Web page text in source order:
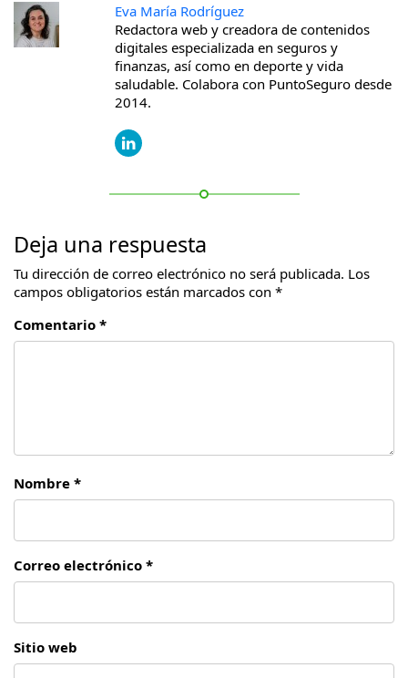
Eva María Rodríguez
Redactora web y creadora de contenidos
digitales especializada en seguros y
finanzas, así como en deporte y vida
saludable. Colabora con PuntoSeguro desde
2014.
Deja una respuesta
Tu dirección de correo electrónico no será publicada. Los
campos obligatorios están marcados con *
Comentario *
Nombre *
Correo electrónico *
Sitio web